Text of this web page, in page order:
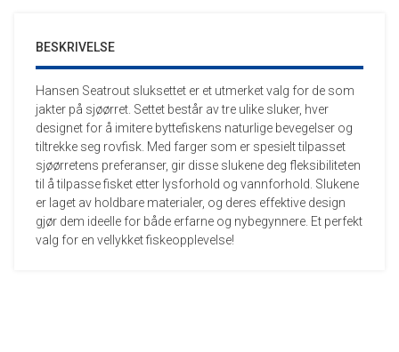
BESKRIVELSE
Hansen Seatrout sluksettet er et utmerket valg for de som
jakter på sjøørret. Settet består av tre ulike sluker, hver
designet for å imitere byttefiskens naturlige bevegelser og
tiltrekke seg rovfisk. Med farger som er spesielt tilpasset
sjøørretens preferanser, gir disse slukene deg fleksibiliteten
til å tilpasse fisket etter lysforhold og vannforhold. Slukene
er laget av holdbare materialer, og deres effektive design
gjør dem ideelle for både erfarne og nybegynnere. Et perfekt
valg for en vellykket fiskeopplevelse!